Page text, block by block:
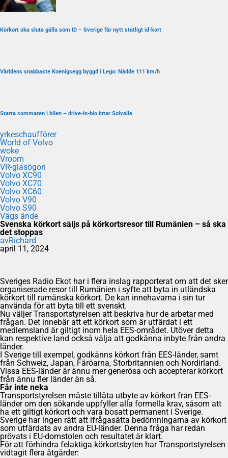
Körkort ska sluta gälla som ID – Sverige får nytt statligt id-kort
Världens snabbaste Koenigsegg byggd i Lego: Nådde 111 km/h
Starta sommaren i bilen – drive-in-bio intar Solvalla
yrkeschaufförer
World of Volvo
woke
Vroom
VR-glasögon
Volvo XC90
Volvo XC70
Volvo XC60
Volvo V90
Volvo S90
Vägs ände
Svenska körkort säljs på körkortsresor till Rumänien – så ska
det stoppas
avRichard
april 11, 2024
Sveriges Radio Ekot har i flera inslag rapporterat om att det sker
organiserade resor till Rumänien i syfte att byta in utländska
körkort till rumänska körkort. De kan innehavarna i sin tur
använda för att byta till ett svenskt.
Nu väljer Transportstyrelsen att beskriva hur de arbetar med
frågan. Det innebär att ett körkort som är utfärdat i ett
medlemsland är giltigt inom hela EES-området. Utöver detta
kan respektive land också välja att godkänna inbyte från andra
länder.
I Sverige till exempel, godkänns körkort från EES-länder, samt
från Schweiz, Japan, Färöarna, Storbritannien och Nordirland.
Vissa EES-länder är ännu mer generösa och accepterar körkort
från ännu fler länder än så.
Får inte neka
Transportstyrelsen måste tillåta utbyte av körkort från EES-
länder om den sökande uppfyller alla formella krav, såsom att
ha ett giltigt körkort och vara bosatt permanent i Sverige.
Sverige har ingen rätt att ifrågasätta bedömningarna av körkort
som utfärdats av andra EU-länder. Denna fråga har redan
prövats i EU-domstolen och resultatet är klart.
För att förhindra felaktiga körkortsbyten har Transportstyrelsen
vidtagit flera åtgärder: